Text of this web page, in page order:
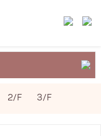
2/F 3/F